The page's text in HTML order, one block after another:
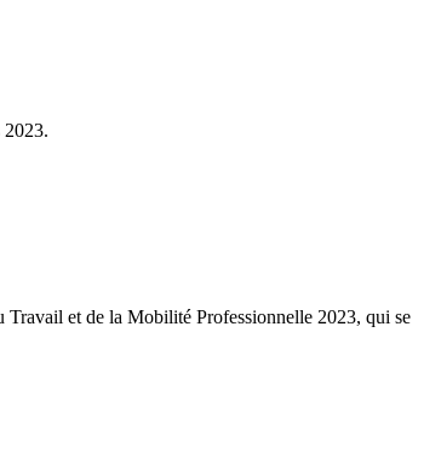
2023.
Travail et de la Mobilité Professionnelle 2023, qui se